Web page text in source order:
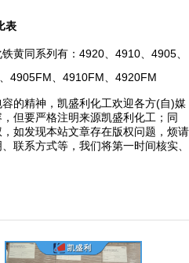
表
黄同系列有：4920、4910、4905、
4905FM、4910FM、4920FM
容的精神，凯盛利化工欢迎各方(自)媒
但要严格注明来源凯盛利化工；同
如发现本站文章存在版权问题，烦请
联系方式等，我们将第一时间核实、